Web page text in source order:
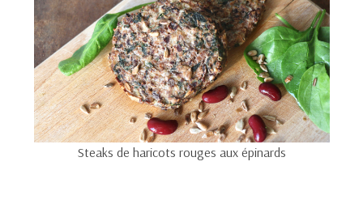
Steaks de haricots rouges aux épinards